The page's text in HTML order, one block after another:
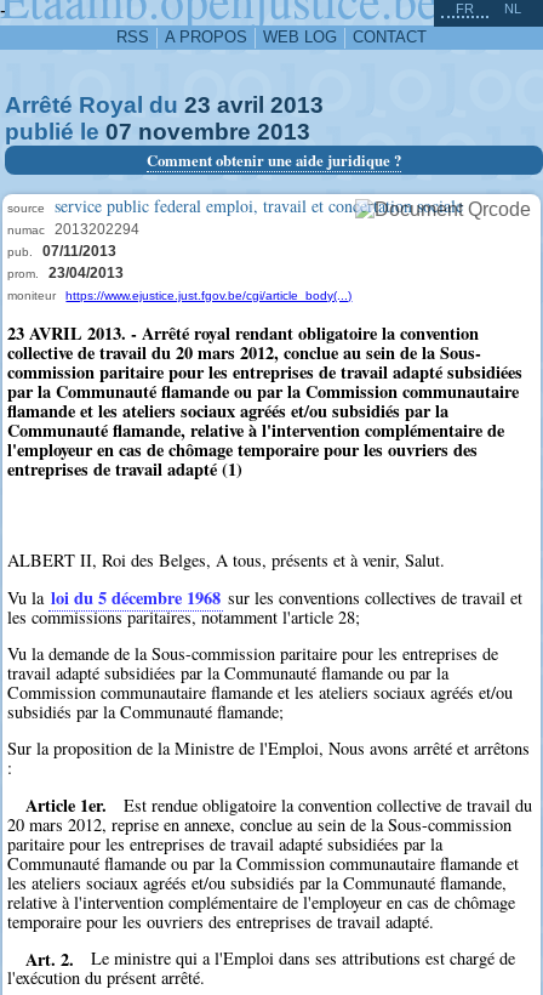
-
RSS A PROPOS WEB LOG CONTACT
FR NL
Arrêté Royal du 23 avril 2013
publié le 07 novembre 2013
Comment obtenir une aide juridique ?
source service public federal emploi, travail et concertation sociale
numac 2013202294
pub. 07/11/2013
prom. 23/04/2013
moniteur https://www.ejustice.just.fgov.be/cgi/article_body(...)
23 AVRIL 2013. - Arrêté royal rendant obligatoire la convention
collective de travail du 20 mars 2012, conclue au sein de la Sous-
commission paritaire pour les entreprises de travail adapté subsidiées
par la Communauté flamande ou par la Commission communautaire
flamande et les ateliers sociaux agréés et/ou subsidiés par la
Communauté flamande, relative à l'intervention complémentaire de
l'employeur en cas de chômage temporaire pour les ouvriers des
entreprises de travail adapté (1)
ALBERT II, Roi des Belges, A tous, présents et à venir, Salut.
Vu la loi du 5 décembre 1968 sur les conventions collectives de travail et
les commissions paritaires, notamment l'article 28;
Vu la demande de la Sous-commission paritaire pour les entreprises de
travail adapté subsidiées par la Communauté flamande ou par la
Commission communautaire flamande et les ateliers sociaux agréés et/ou
subsidiés par la Communauté flamande;
Sur la proposition de la Ministre de l'Emploi, Nous avons arrêté et arrêtons
:
Article 1er.
Est rendue obligatoire la convention collective de travail du
20 mars 2012, reprise en annexe, conclue au sein de la Sous-commission
paritaire pour les entreprises de travail adapté subsidiées par la
Communauté flamande ou par la Commission communautaire flamande et
les ateliers sociaux agréés et/ou subsidiés par la Communauté flamande,
relative à l'intervention complémentaire de l'employeur en cas de chômage
temporaire pour les ouvriers des entreprises de travail adapté.
Art. 2.
Le ministre qui a l'Emploi dans ses attributions est chargé de
l'exécution du présent arrêté.
^